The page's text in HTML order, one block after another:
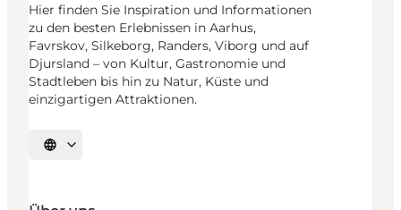
Hier finden Sie Inspiration und Informationen
zu den besten Erlebnissen in Aarhus,
Favrskov, Silkeborg, Randers, Viborg und auf
Djursland – von Kultur, Gastronomie und
Stadtleben bis hin zu Natur, Küste und
einzigartigen Attraktionen.
Sprache auswählen